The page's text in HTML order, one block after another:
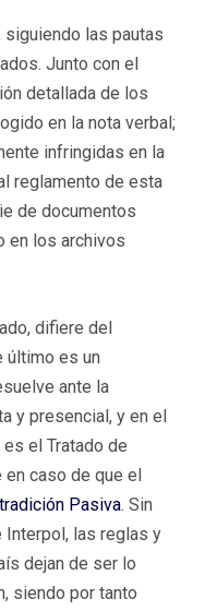
siguiendo las pautas
Junto con el
detallada de los
en la nota verbal;
infringidas en la
reglamento de esta
de documentos
en los archivos
difiere del
último es un
ante la
y presencial, y en el
el Tratado de
caso de que el
Pasiva. Sin
Interpol, las reglas y
dejan de ser lo
siendo por tanto